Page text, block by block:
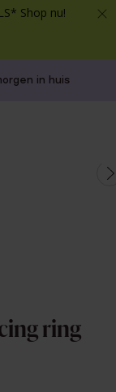
Shop nu!
in huis
ring